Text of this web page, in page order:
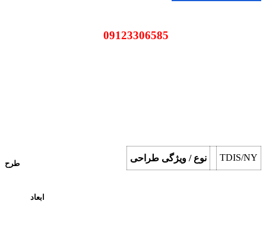
طرح
نوع / ویژگی طراحی TDIS/NY
ابعاد